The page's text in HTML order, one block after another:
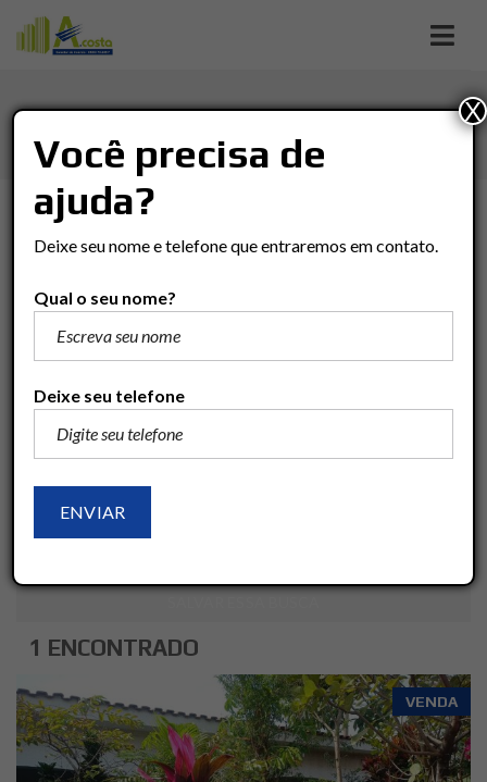
TIPO DE NEGÓCIO
TIPO DO IMÓVEL
VALOR(R$)
1 ENCONTRADO
VENDA
Você precisa de
ajuda?
Deixe seu nome e telefone que entraremos em contato.
Qual o seu nome?
Deixe seu telefone
X